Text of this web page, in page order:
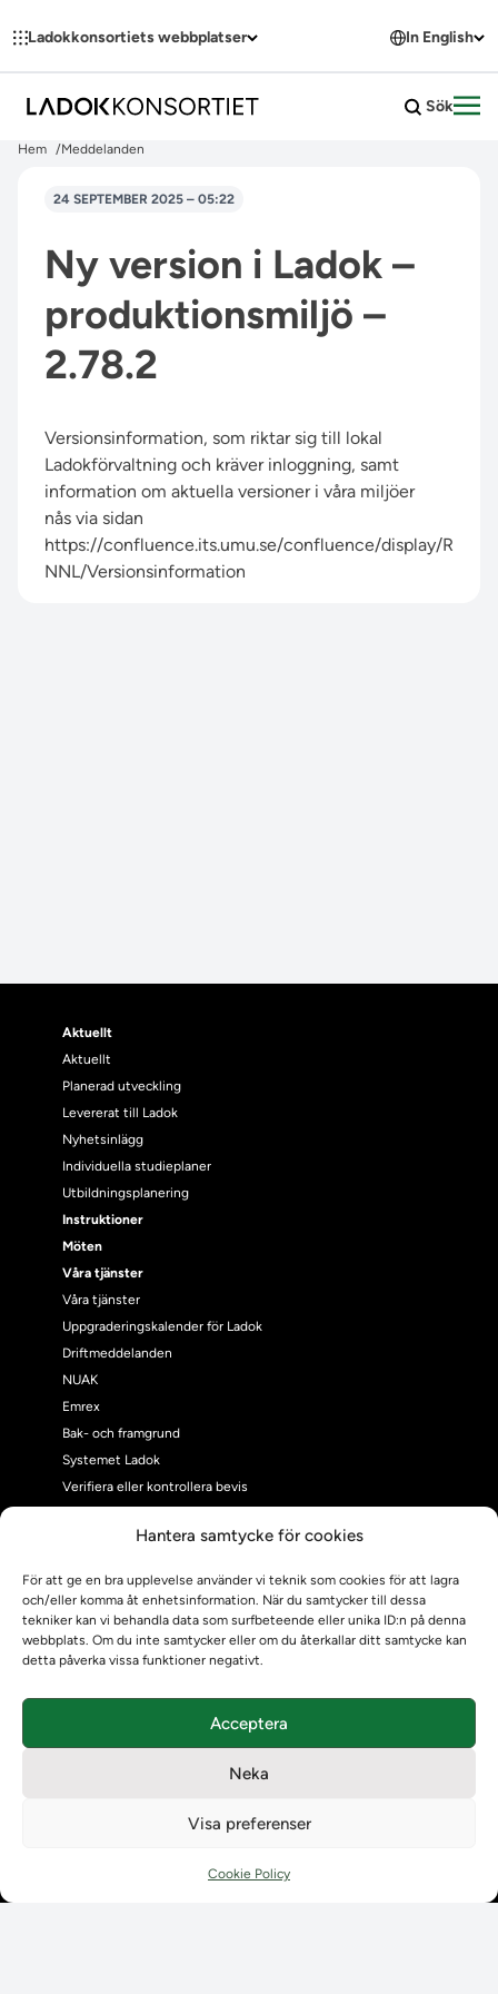
Hantera samtycke för cookies
För att ge en bra upplevelse använder vi teknik som cookies för att lagra
och/eller komma åt enhetsinformation. När du samtycker till dessa
tekniker kan vi behandla data som surfbeteende eller unika ID:n på denna
webbplats. Om du inte samtycker eller om du återkallar ditt samtycke kan
detta påverka vissa funktioner negativt.
Acceptera
Neka
Visa preferenser
Cookie Policy
Ladokkonsortiets webbplatser In English
Sök
Hem Meddelanden
24 SEPTEMBER 2025 – 05:22
Ny version i Ladok –
produktionsmiljö –
2.78.2
Versionsinformation, som riktar sig till lokal
Ladokförvaltning och kräver inloggning, samt
information om aktuella versioner i våra miljöer
nås via sidan
https://confluence.its.umu.se/confluence/display/R
NNL/Versionsinformation
Aktuellt
Aktuellt
Planerad utveckling
Levererat till Ladok
Nyhetsinlägg
Individuella studieplaner
Utbildningsplanering
Instruktioner
Möten
Våra tjänster
Våra tjänster
Uppgraderingskalender för Ladok
Driftmeddelanden
NUAK
Emrex
Bak- och framgrund
Systemet Ladok
Verifiera eller kontrollera bevis
Om Ladokkonsortiet
Ladokkonsortiet internationellt
Vision, strategi och produktplan
Användarkontakter
Kontaktuppgifter till lärosätenas Ladoksupport